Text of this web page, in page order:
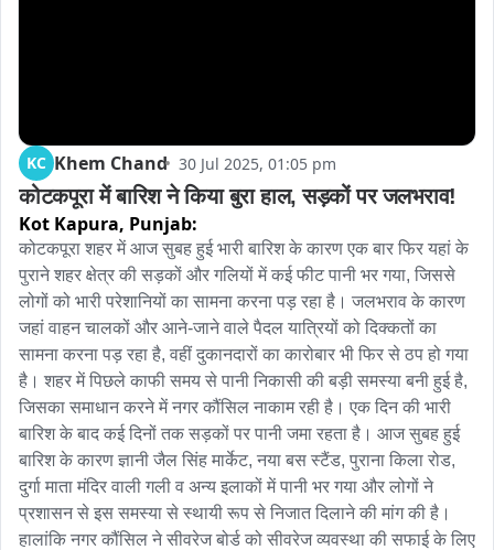
KC Khem Chand 30 Jul 2025, 01:05 pm
कोटकपूरा में बारिश ने किया बुरा हाल, सड़कों पर जलभराव!
Kot Kapura, Punjab:
कोटकपूरा शहर में आज सुबह हुई भारी बारिश के कारण एक बार फिर यहां के
पुराने शहर क्षेत्र की सड़कों और गलियों में कई फीट पानी भर गया, जिससे
लोगों को भारी परेशानियों का सामना करना पड़ रहा है। जलभराव के कारण
जहां वाहन चालकों और आने-जाने वाले पैदल यात्रियों को दिक्कतों का
सामना करना पड़ रहा है, वहीं दुकानदारों का कारोबार भी फिर से ठप हो गया
है। शहर में पिछले काफी समय से पानी निकासी की बड़ी समस्या बनी हुई है,
जिसका समाधान करने में नगर कौंसिल नाकाम रही है। एक दिन की भारी
बारिश के बाद कई दिनों तक सड़कों पर पानी जमा रहता है। आज सुबह हुई
बारिश के कारण ज्ञानी जैल सिंह मार्केट, नया बस स्टैंड, पुराना किला रोड,
दुर्गा माता मंदिर वाली गली व अन्य इलाकों में पानी भर गया और लोगों ने
प्रशासन से इस समस्या से स्थायी रूप से निजात दिलाने की मांग की है।
हालांकि नगर कौंसिल ने सीवरेज बोर्ड को सीवरेज व्यवस्था की सफाई के लिए